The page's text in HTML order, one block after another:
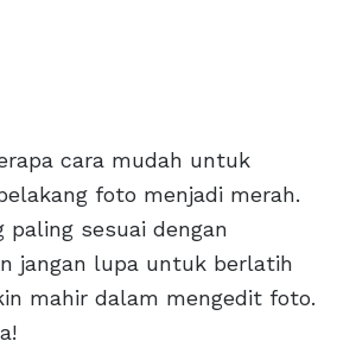
cara mudah untuk
foto menjadi merah.
paling sesuai dengan
jangan lupa untuk berlatih
mahir dalam mengedit foto.